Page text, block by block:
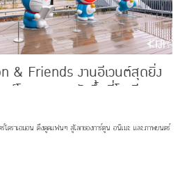
& Friends งานอีเวนต์สุดยิ่ง
โดราเอมอนจัดขึ้นที่โตเกียว
โดราเอมอน ดึงดูดแฟนๆ สู่โลกของการ์ตูน อนิเมะ และภาพยนตร์